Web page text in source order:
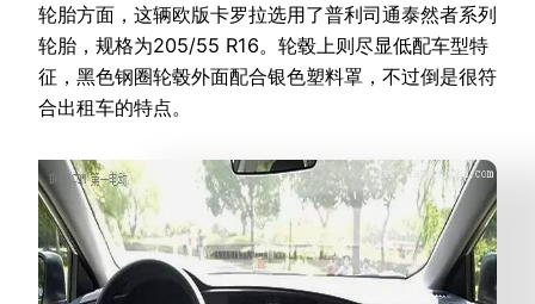
轮胎方面，这辆欧版卡罗拉选用了普利司通泰然者系列
轮胎，规格为205/55 R16。轮毂上则尽显低配车型特
征，黑色钢圈轮毂外面配合银色塑料罩，不过倒是很符
合出租车的特点。